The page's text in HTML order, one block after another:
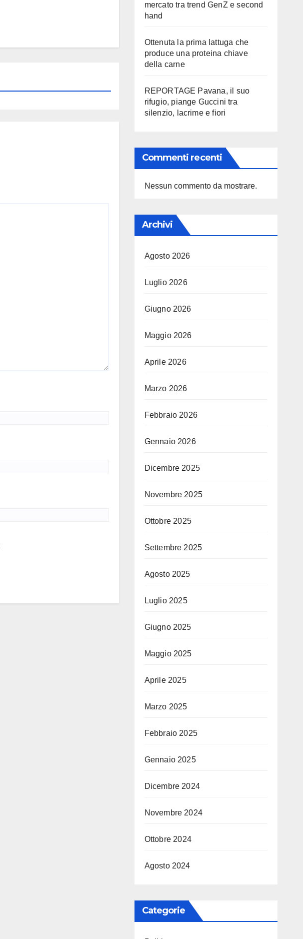
mercato tra trend GenZ e second
hand
Ottenuta la prima lattuga che
produce una proteina chiave
della carne
REPORTAGE Pavana, il suo
rifugio, piange Guccini tra
silenzio, lacrime e fiori
Commenti recenti
Nessun commento da mostrare.
Archivi
Agosto 2026
Luglio 2026
Giugno 2026
Maggio 2026
Aprile 2026
Marzo 2026
Febbraio 2026
Gennaio 2026
Dicembre 2025
Novembre 2025
Ottobre 2025
Settembre 2025
Agosto 2025
Luglio 2025
Giugno 2025
Maggio 2025
Aprile 2025
Marzo 2025
Febbraio 2025
Gennaio 2025
Dicembre 2024
Novembre 2024
Ottobre 2024
Agosto 2024
Categorie